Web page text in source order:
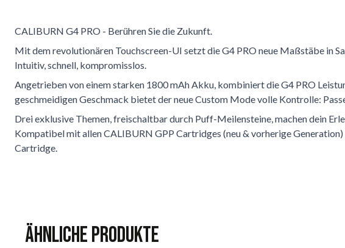
CALIBURN G4 PRO - Berühren Sie die Zukunft.
Mit dem revolutionären Touchscreen-UI setzt die G4 PRO neue Maßstäbe in
Intuitiv, schnell, kompromisslos.
Angetrieben von einem starken 1800 mAh Akku, kombiniert die G4 PRO
geschmeidigen Geschmack bietet der neue Custom Mode volle Kontrolle:
Drei exklusive Themen, freischaltbar durch Puff-Meilensteine, machen dein
Kompatibel mit allen CALIBURN GPP Cartridges (neu & vorherige
Cartridge.
Ähnliche Produkte